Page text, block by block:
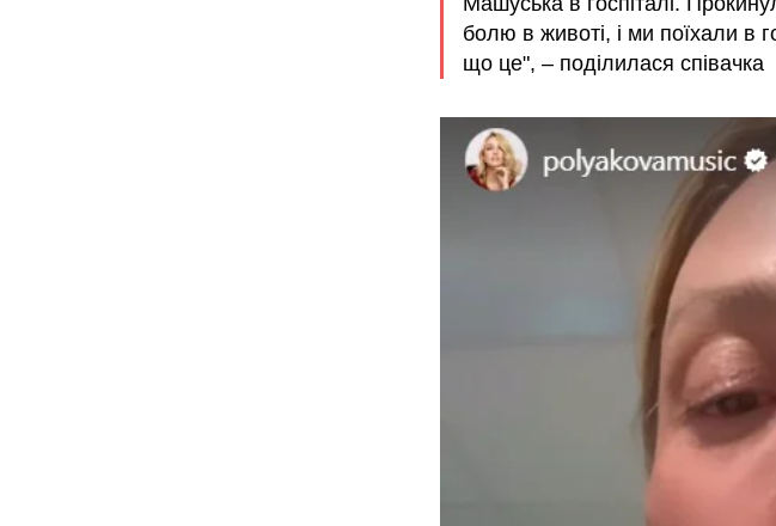
болю в животі, і ми поїхали в
що це", – поділилася співачка